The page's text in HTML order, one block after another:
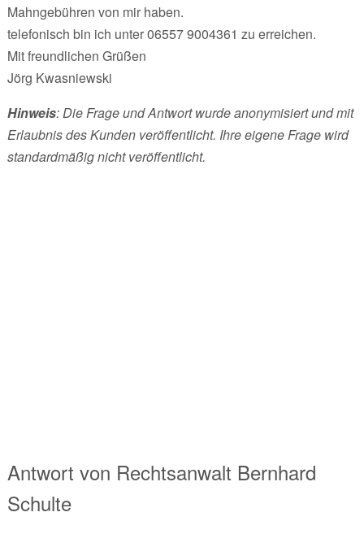
Mahngebühren von mir haben.
telefonisch bin ich unter 06557 9004361 zu erreichen.
Mit freundlichen Grüßen
Jörg Kwasniewski
Hinweis: Die Frage und Antwort wurde anonymisiert und mit
Erlaubnis des Kunden veröffentlicht. Ihre eigene Frage wird
standardmäßig nicht veröffentlicht.
Antwort von Rechtsanwalt Bernhard
Schulte